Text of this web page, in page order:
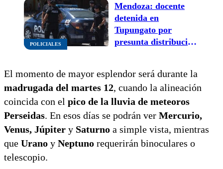
POLICIALES
Mendoza: docente
detenida en
Tupungato por
presunta distribución
El momento de mayor esplendor será durante la
madrugada del martes 12, cuando la alineación
coincida con el pico de la lluvia de meteoros
Perseidas. En esos días se podrán ver Mercurio,
Venus, Júpiter y Saturno a simple vista, mientras
que Urano y Neptuno requerirán binoculares o
telescopio.